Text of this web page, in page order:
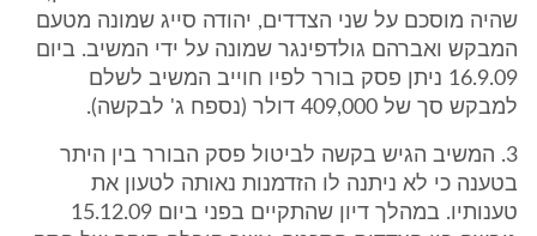
שהיה מוסכם על שני הצדדים, יהודה סייג שמונה מטעם
המבקש ואברהם גולדפינגר שמונה על ידי המשיב. ביום
16.9.09 ניתן פסק בורר לפיו חוייב המשיב לשלם
למבקש סך של 409,000 דולר (נספח ג' לבקשה).
3. המשיב הגיש בקשה לביטול פסק הבורר בין היתר
בטענה כי לא ניתנה לו הזדמנות נאותה לטעון את
טענותיו. במהלך דיון שהתקיים בפני ביום 15.12.09